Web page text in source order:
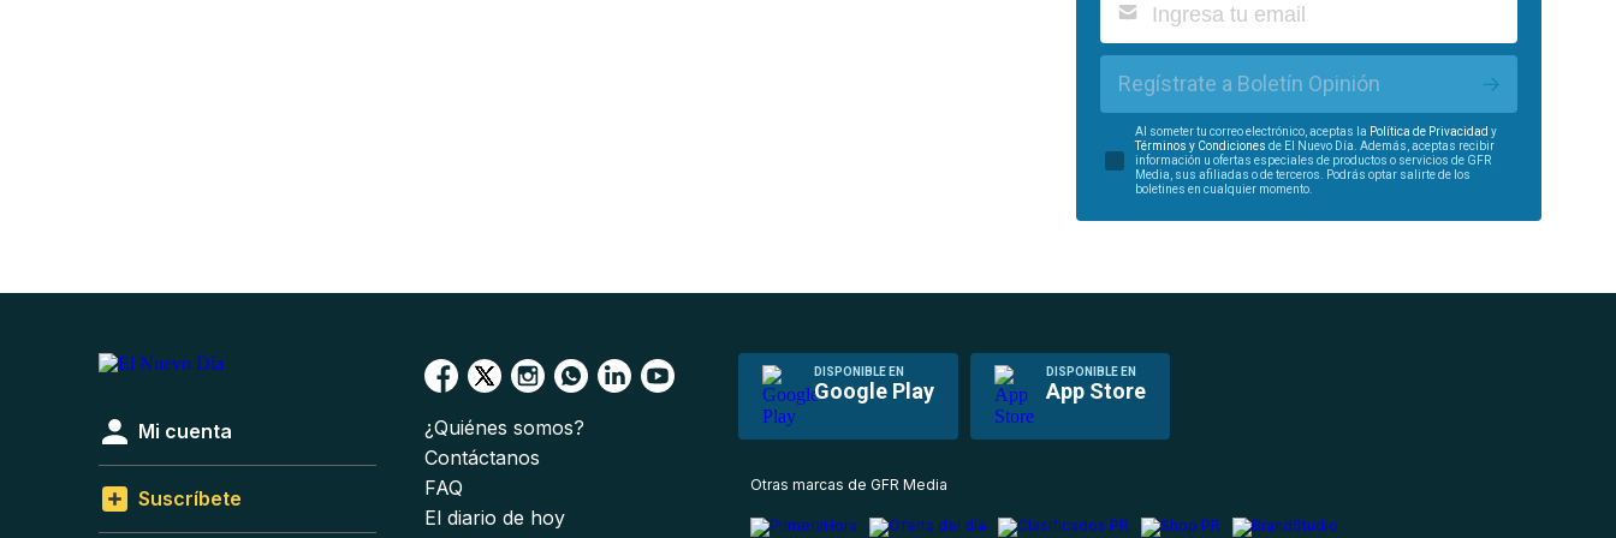
Regístrate a Boletín Opinión
Al someter tu correo electrónico, aceptas la Política de Privacidad y
Términos y Condiciones de El Nuevo Día. Además, aceptas recibir
información u ofertas especiales de productos o servicios de GFR
Media, sus afiliadas o de terceros. Podrás optar salirte de los
boletines en cualquier momento.
DISPONIBLE EN
Google Play
DISPONIBLE EN
App Store
Mi cuenta
Suscríbete
¿Quiénes somos?
Contáctanos
FAQ
El diario de hoy
Otras marcas de GFR Media